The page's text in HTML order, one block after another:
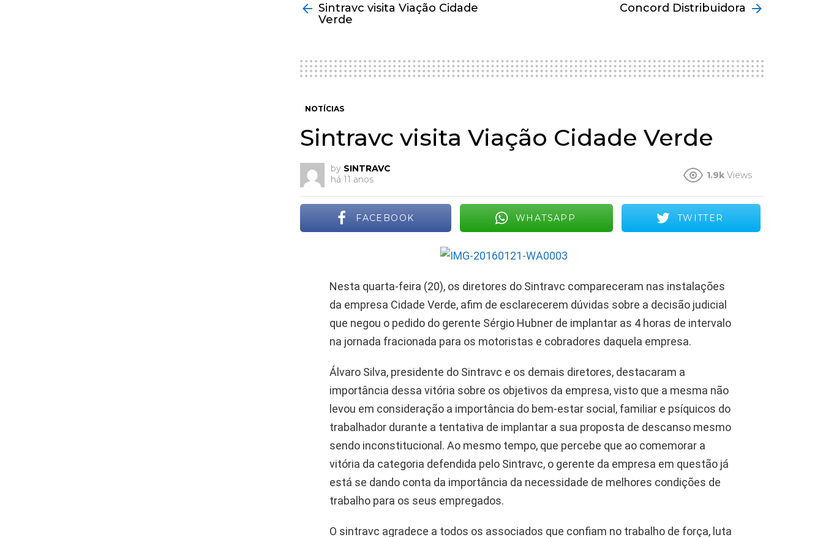
moreSintravc visita Viação Cidade
Verde
Concord Distribuidora
NOTÍCIAS
Sintravc visita Viação Cidade Verde
by SINTRAVC
há 11 anos
1.9k Views
FACEBOOK WHATSAPP TWITTER
Nesta quarta-feira (20), os diretores do Sintravc compareceram nas instalações
da empresa Cidade Verde, afim de esclarecerem dúvidas sobre a decisão judicial
que negou o pedido do gerente Sérgio Hubner de implantar as 4 horas de intervalo
na jornada fracionada para os motoristas e cobradores daquela empresa.
Álvaro Silva, presidente do Sintravc e os demais diretores, destacaram a
importância dessa vitória sobre os objetivos da empresa, visto que a mesma não
levou em consideração a importância do bem-estar social, familiar e psíquicos do
trabalhador durante a tentativa de implantar a sua proposta de descanso mesmo
sendo inconstitucional. Ao mesmo tempo, que percebe que ao comemorar a
vitória da categoria defendida pelo Sintravc, o gerente da empresa em questão já
está se dando conta da importância da necessidade de melhores condições de
trabalho para os seus empregados.
O sintravc agradece a todos os associados que confiam no trabalho de força, luta